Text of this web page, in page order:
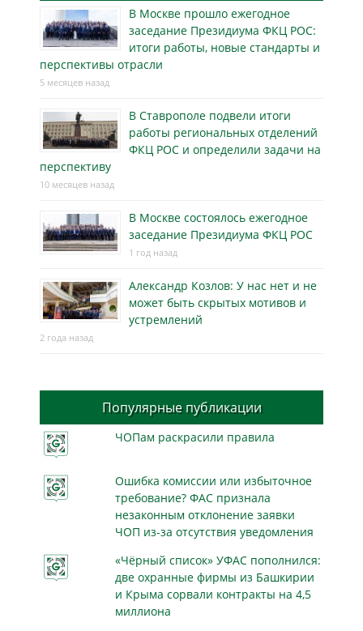
В Москве прошло ежегодное
заседание Президиума ФКЦ РОС:
итоги работы, новые стандарты и
перспективы отрасли
5 месяцев назад
В Ставрополе подвели итоги
работы региональных отделений
ФКЦ РОС и определили задачи на
перспективу
10 месяцев назад
В Москве состоялось ежегодное
заседание Президиума ФКЦ РОС
1 год назад
Александр Козлов: У нас нет и не
может быть скрытых мотивов и
устремлений
2 года назад
Популярные публикации
ЧОПам раскрасили правила
Ошибка комиссии или избыточное
требование? ФАС признала
незаконным отклонение заявки
ЧОП из-за отсутствия уведомления
«Чёрный список» УФАС пополнился:
две охранные фирмы из Башкирии
и Крыма сорвали контракты на 4,5
миллиона